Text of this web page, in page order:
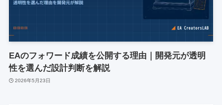
EAのフォワード成績を公開する理由｜開発元が透明
性を選んだ設計判断を解説
2026年5月23日